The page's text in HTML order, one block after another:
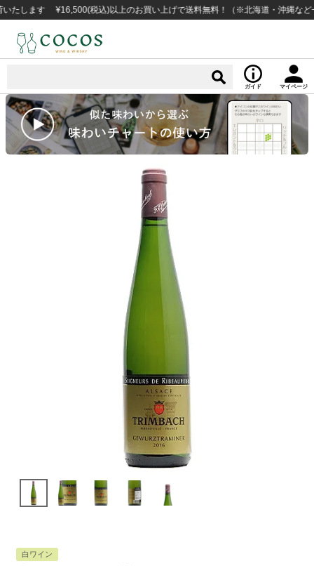
す ¥16,500(税込)以上のお買い上げで送料無料！（※北海道・沖縄など一部例
ガイド マイページ
白ワイン